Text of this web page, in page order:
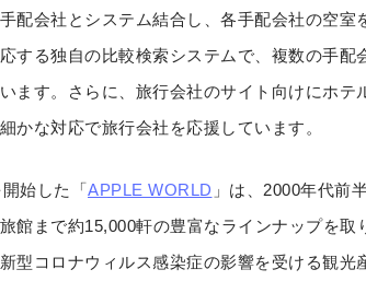
配会社とシステム結合し、各手配会社の空室
する独自の比較検索システムで、複数の手配
ます。さらに、旅行会社のサイト向けにホテ
かな対応で旅行会社を応援しています。
始した「APPLE WORLD 」は、2000年代前
館まで約15,000軒の豊富なラインナップを取
型コロナウィルス感染症の影響を受ける観光